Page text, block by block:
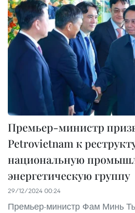
Премьер-министр
Petrovietnam к
национальную
энергетическую группу
29/12/2024 00:24
Премьер-министр Фам Минь